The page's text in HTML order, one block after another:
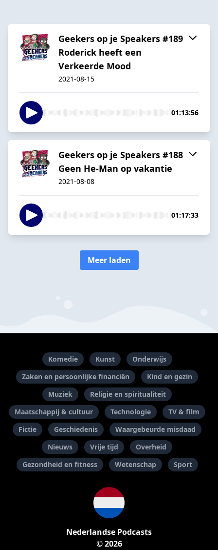
Geekers op je Speakers #189
Roderick heeft een
Verkeerde Mood
2021-08-15
01:13:56
Geekers op je Speakers #188
Geen He-Man op vakantie
2021-08-08
01:17:33
Meer laden
Komedie Kunst
Onderwijs
Zaken en persoonlijke financiën
Kind en gezin
Muziek
Religie en spiritualiteit
Maatschappij & cultuur
Technologie
TV & film
Fictie
Geschiedenis
Waargebeurde misdaad
Nieuws
Vrije tijd
Overheid
Gezondheid en fitness
Wetenschap Sport
Nederlandse Podcasts
© 2026